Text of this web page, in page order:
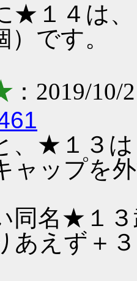
１４は、
です。
：2019/10/
★１３は
ャップを
名★１３
あえず＋